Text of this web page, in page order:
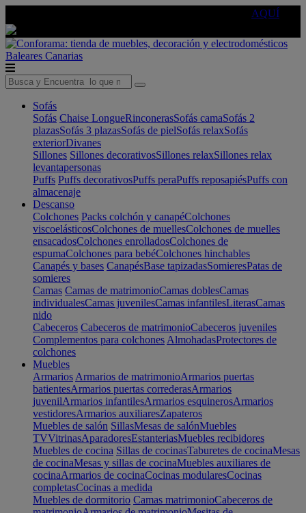
AQUÍ
Baleares Canarias
Sofás
Sofás Chaise LongueRinconerasSofás camaSofás 2
plazasSofás 3 plazasSofás de pielSofás relaxSofás
exteriorDivanes
Sillones Sillones decorativosSillones relaxSillones relax
levantapersonas
Puffs Puffs decorativosPuffs peraPuffs reposapiésPuffs con
almacenaje
Descanso
Colchones Packs colchón y canapéColchones
viscoelásticosColchones de muellesColchones de muelles
ensacadosColchones enrolladosColchones de
espumaColchones para bebéColchones hinchables
Canapés y bases CanapésBase tapizadasSomieresPatas de
somieres
Camas Camas de matrimonioCamas doblesCamas
individualesCamas juvenilesCamas infantilesLiterasCamas
nido
Cabeceros Cabeceros de matrimonioCabeceros juveniles
Complementos para colchones AlmohadasProtectores de
colchones
Muebles
Armarios Armarios de matrimonioArmarios puertas
batientesArmarios puertas correderasArmarios
juvenilArmarios infantilesArmarios esquinerosArmarios
vestidoresArmarios auxiliaresZapateros
Muebles de salón SillasMesas de salónMuebles
TVVitrinasAparadoresEstanteriasMuebles recibidores
Muebles de cocina Sillas de cocinasTaburetes de cocinaMesas
de cocinaMesas y sillas de cocinaMuebles auxiliares de
cocinaArmarios de cocinaCocinas modularesCocinas
completasCocinas a medida
Muebles de dormitorio Camas matrimonioCabeceros de